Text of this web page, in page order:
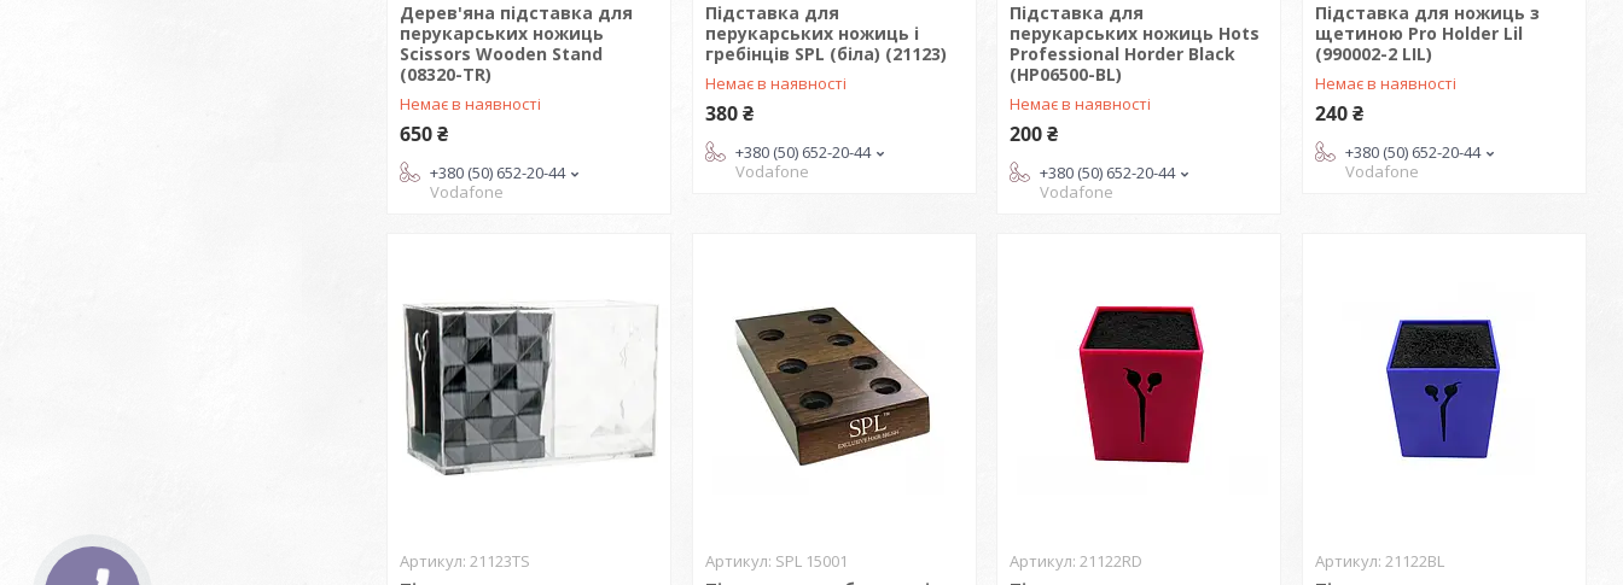
Дерев'яна підставка для
перукарських ножиць
Scissors Wooden Stand
(08320-TR)
Немає в наявності
650 ₴
+380 (50) 652-20-44
Vodafone
Підставка для
перукарських ножиць і
гребінців SPL (біла) (21123)
Немає в наявності
380 ₴
+380 (50) 652-20-44
Vodafone
Підставка для
перукарських ножиць Hots
Professional Horder Black
(HP06500-BL)
Немає в наявності
200 ₴
+380 (50) 652-20-44
Vodafone
Підставка для ножиць з
щетиною Pro Holder Lil
(990002-2 LIL)
Немає в наявності
240 ₴
+380 (50) 652-20-44
Vodafone
21123TS SPL 15001 21122RD 21122BL